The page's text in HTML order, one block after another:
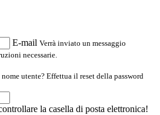
E-mail Verrà inviato un messaggio
necessarie.
utente? Effettua il reset della password
la casella di posta elettronica!